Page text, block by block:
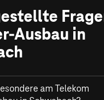
Ausbau in
am Telekom